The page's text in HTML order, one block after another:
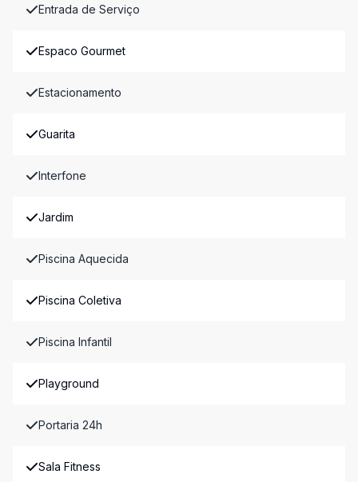
Entrada de Serviço
Espaco Gourmet
Estacionamento
Guarita
Interfone
Jardim
Piscina Aquecida
Piscina Coletiva
Piscina Infantil
Playground
Portaria 24h
Sala Fitness